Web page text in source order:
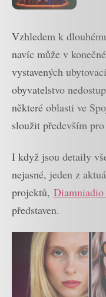
Vzhledem k
navíc může v
vystavených
obyvatelstvo
některé oblasti ve
sloužit především
I když jsou detaily
nejasné, jeden z
projektů,
představen.